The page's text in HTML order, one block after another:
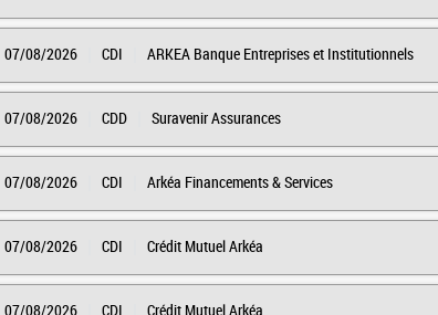
07/08/2026 CDI ARKEA Banque Entreprises et Institutionnels
07/08/2026 CDD Suravenir Assurances
07/08/2026 CDI Arkéa Financements & Services
07/08/2026 CDI Crédit Mutuel Arkéa
07/08/2026 CDI Crédit Mutuel Arkéa